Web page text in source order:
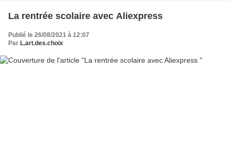
La rentrée scolaire avec Aliexpress
Publié le 26/08/2021 à 12:07
Par L.art.des.choix